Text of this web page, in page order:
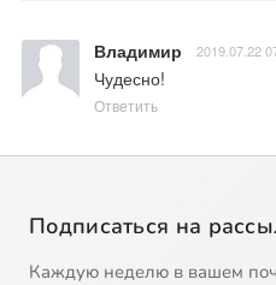
Владимир 2019.07.22
Чудесно!
Ответить
Подписаться на
Каждую неделю в вашем